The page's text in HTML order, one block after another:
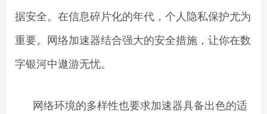
据安全。在信息碎片化的年代，个人隐私保护尤为
重要。网络加速器结合强大的安全措施，让你在数
字银河中遨游无忧。
网络环境的多样性也要求加速器具备出色的适